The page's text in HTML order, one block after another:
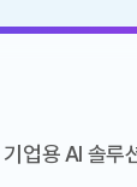
기업용 AI 솔루